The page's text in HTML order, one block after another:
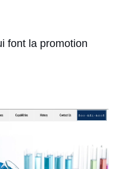
font la promotion